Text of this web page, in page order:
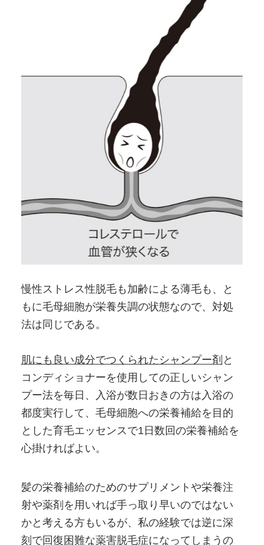
慢性ストレス性脱毛も加齢による薄毛も、と
もに毛母細胞が栄養失調の状態なので、対処
法は同じである。
肌にも良い成分でつくられたシャンプー剤 と
コンディショナーを使用しての正しいシャン
プー法を毎日、入浴が数日おきの方は入浴の
都度実行して、毛母細胞への栄養補給を目的
とした育毛エッセンスで1日数回の栄養補給を
心掛ければよい。
髪の栄養補給のためのサプリメントや栄養注
射や薬剤を用いれば手っ取り早いのではない
かと考える方もいるが、私の経験では逆に深
刻で回復困難な薬害脱毛症になってしまうの